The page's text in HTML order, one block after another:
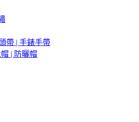
帶 | 手錶手帶
| 防曬帽